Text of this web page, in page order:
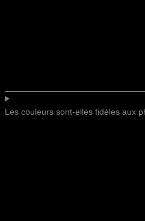
Les couleurs sont-elles fidèles aux